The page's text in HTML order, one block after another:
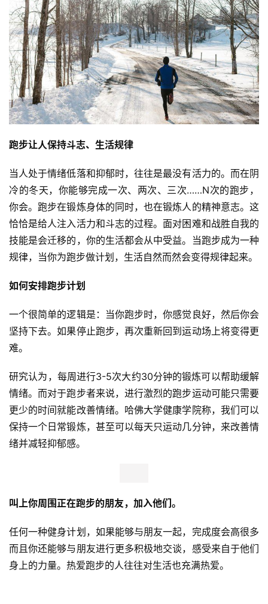
运
动
集
跑步让人保持斗志、生活规律
当人处于情绪低落和抑郁时，往往是最没有活力的。而在阴
冷的冬天，你能够完成一次、两次、三次……N次的跑步，
你会。跑步在锻炼身体的同时，也在锻炼人的精神意志。这
恰恰是给人注入活力和斗志的过程。面对困难和战胜自我的
技能是会迁移的，你的生活都会从中受益。当跑步成为一种
规律，当你为跑步做计划，生活自然而然会变得规律起来。
如何安排跑步计划
一个很简单的逻辑是：当你跑步时，你感觉良好，然后你会
坚持下去。如果停止跑步，再次重新回到运动场上将变得更
难。
研究认为，每周进行3-5次大约30分钟的锻炼可以帮助缓解
情绪。而对于跑步者来说，进行激烈的跑步运动可能只需要
更少的时间就能改善情绪。哈佛大学健康学院称，我们可以
保持一个日常锻炼，甚至可以每天只运动几分钟，来改善情
绪并减轻抑郁感。
叫上你周围正在跑步的朋友，加入他们。
任何一种健身计划，如果能够与朋友一起，完成度会高很多
而且你还能够与朋友进行更多积极地交谈，感受来自于他们
身上的力量。热爱跑步的人往往对生活也充满热爱。